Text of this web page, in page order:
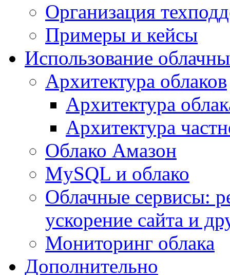
Организация
Примеры и кейсы
Использование
Архитектура облаков
Архитектура
Архитектура
Облако Амазон
MySQL и облако
Облачные сервисы:
ускорение сайта и
Мониторинг облака
Дополнительно